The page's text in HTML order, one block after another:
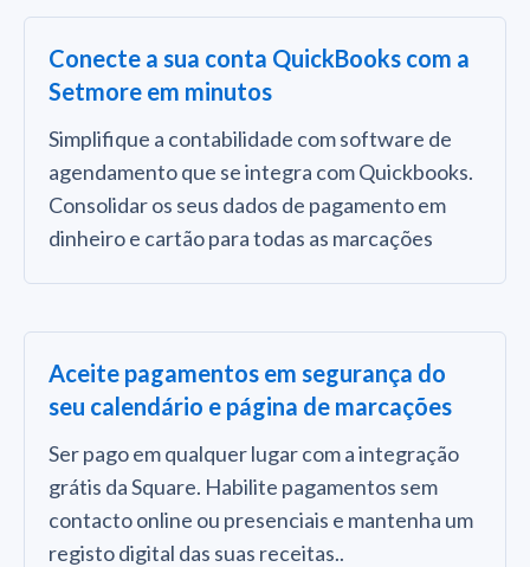
Conecte a sua conta QuickBooks com a
Setmore em minutos
Simplifique a contabilidade com software de
agendamento que se integra com Quickbooks.
Consolidar os seus dados de pagamento em
dinheiro e cartão para todas as marcações
Aceite pagamentos em segurança do
seu calendário e página de marcações
Ser pago em qualquer lugar com a integração
grátis da Square. Habilite pagamentos sem
contacto online ou presenciais e mantenha um
registo digital das suas receitas..